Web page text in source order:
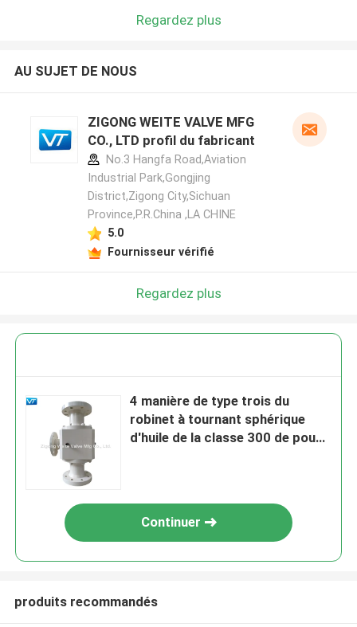
Regardez plus
AU SUJET DE NOUS
ZIGONG WEITE VALVE MFG
CO., LTD profil du fabricant
No.3 Hangfa Road,Aviation
Industrial Park,Gongjing
District,Zigong City,Sichuan
Province,P.R.China ,LA CHINE
5.0
Fournisseur vérifié
Regardez plus
4 manière de type trois du
robinet à tournant sphérique
d'huile de la classe 300 de pouce
Continuer
produits recommandés